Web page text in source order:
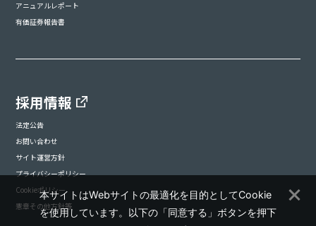
アニュアルレポート
有価証券報告書
採用情報
法定公告
お問い合わせ
サイト運営方針
プライバシーポリシー
Cookieポリシー
憲章その他方針等
本サイトはWebサイトの最適化を目的としてCookie
を使用しています。以下の「同意する」ボタンを押下